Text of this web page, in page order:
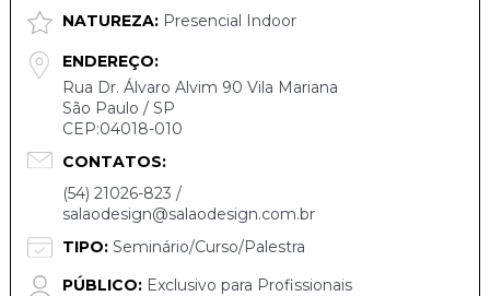
NATUREZA:Presencial Indoor
ENDEREÇO:
Rua Dr. Álvaro Alvim 90 Vila Mariana
São Paulo / SP
CEP:04018-010
CONTATOS:
(54) 21026-823 /
salaodesign@salaodesign.com.br
TIPO:Seminário/Curso/Palestra
PÚBLICO:Exclusivo para Profissionais